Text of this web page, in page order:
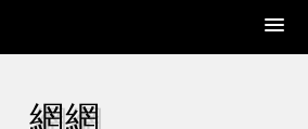
網網